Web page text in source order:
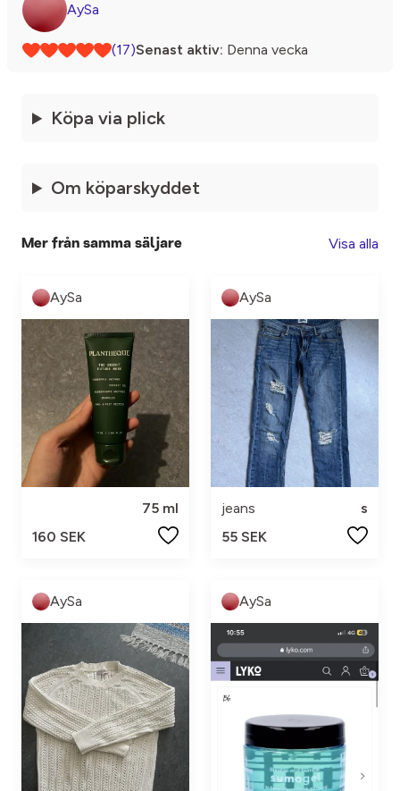
AySa
(17)Senast aktiv: Denna vecka
Köpa via plick
Om köparskyddet
Mer från samma säljare Visa alla
AySa
75 ml
160 SEK
AySa
jeans
s
55 SEK
AySa AySa